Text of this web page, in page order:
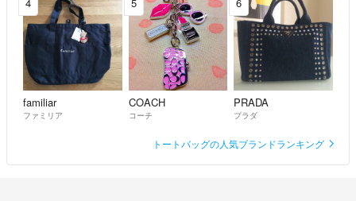
familiar
ファミリア
COACH
コーチ
PRADA
プラダ
トートバッグの人気ブランドランキング